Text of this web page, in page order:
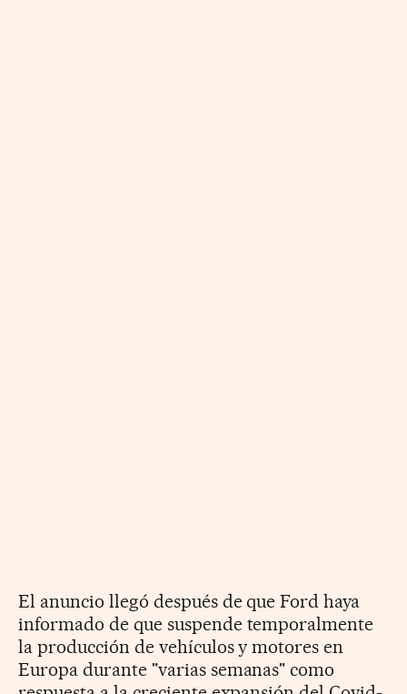
El anuncio llegó después de que Ford haya
informado de que suspende temporalmente
la producción de vehículos y motores en
Europa durante "varias semanas" como